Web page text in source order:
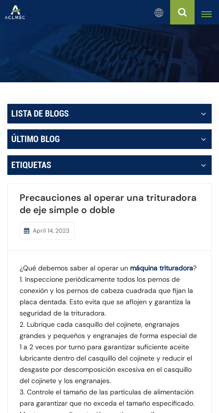
Español
English
Русский
Español
بالعربية
Français
Português
LISTA DE BLOGS
ÚLTIMO BLOG
ETIQUETAS
Precauciones al operar una trituradora
de eje simple o doble
April 14, 2023
¿Qué debemos saber al operar un máquina trituradora?
1. Inspeccione periódicamente todos los pernos de
conexión y los pernos de cabeza cuadrada que fijan la
placa dentada. Esto evita que se aflojen y garantiza la
seguridad de la trituradora.
2. Lubrique cada casquillo del cojinete, engranajes
grandes y pequeños y engranajes de forma especial de
1 a 2 veces por turno para garantizar suficiente aceite
lubricante dentro del casquillo del cojinete y reducir el
desgaste por descomposición excesiva en el casquillo
del cojinete y los engranajes.
3. Controle el tamaño de las partículas de alimentación
para garantizar que no exceda el tamaño especificado.